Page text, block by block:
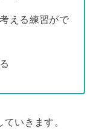
える練習がで
いきます。